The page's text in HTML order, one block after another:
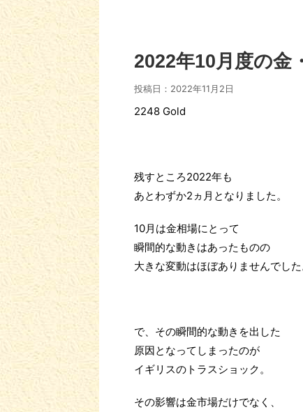
2022年10月度の金
投稿日： 2022年11月2日
2248 Gold
残すところ2022年も
あとわずか2ヵ月となりました。
10月は金相場にとって
瞬間的な動きはあったものの
大きな変動はほぼありませんでした
で、その瞬間的な動きを出した
原因となってしまったのが
イギリスのトラスショック。
その影響は金市場だけでなく、